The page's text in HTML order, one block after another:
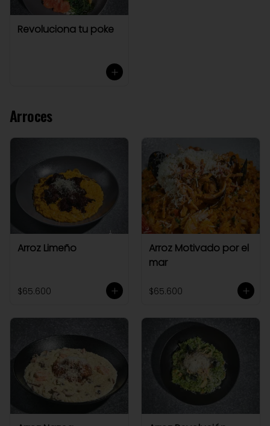
Revoluciona tu poke
Arroces
Arroz Limeño
$65.600
Arroz Motivado por el
mar
$65.600